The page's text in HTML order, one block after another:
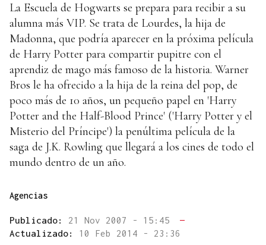
La Escuela de Hogwarts se prepara para recibir a su
alumna más VIP. Se trata de Lourdes, la hija de
Madonna, que podría aparecer en la próxima película
de Harry Potter para compartir pupitre con el
aprendiz de mago más famoso de la historia. Warner
Bros le ha ofrecido a la hija de la reina del pop, de
poco más de 10 años, un pequeño papel en 'Harry
Potter and the Half-Blood Prince' ('Harry Potter y el
Misterio del Príncipe') la penúltima película de la
saga de J.K. Rowling que llegará a los cines de todo el
mundo dentro de un año.
Agencias
Publicado: 21 Nov 2007 - 15:45
—
Actualizado: 10 Feb 2014 - 23:36